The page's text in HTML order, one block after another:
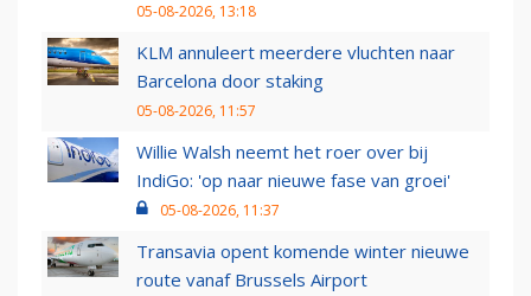
05-08-2026, 13:18
KLM annuleert meerdere vluchten naar
Barcelona door staking
05-08-2026, 11:57
Willie Walsh neemt het roer over bij
IndiGo: 'op naar nieuwe fase van groei'
05-08-2026, 11:37
Transavia opent komende winter nieuwe
route vanaf Brussels Airport